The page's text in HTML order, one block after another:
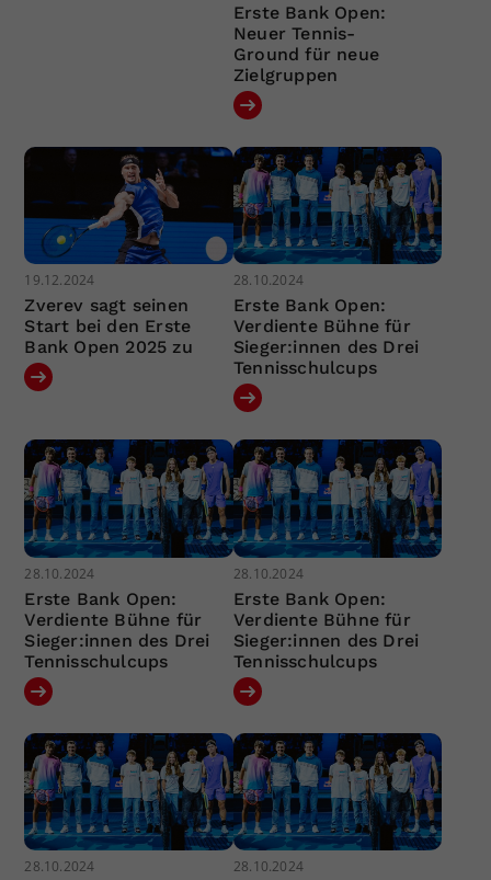
Erste Bank Open:
Neuer Tennis-
Ground für neue
Zielgruppen
19.12.2024
Zverev sagt seinen
Start bei den Erste
Bank Open 2025 zu
28.10.2024
Erste Bank Open:
Verdiente Bühne für
Sieger:innen des Drei
Tennisschulcups
28.10.2024
Erste Bank Open:
Verdiente Bühne für
Sieger:innen des Drei
Tennisschulcups
28.10.2024
Erste Bank Open:
Verdiente Bühne für
Sieger:innen des Drei
Tennisschulcups
28.10.2024 28.10.2024